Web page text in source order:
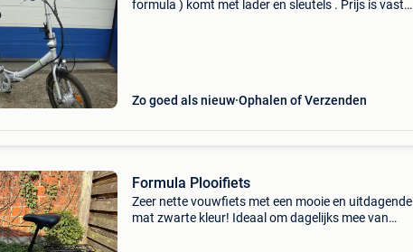
formula ) komt met lader en sleutels . Prijs is vast
Zo goed als nieuw Ophalen of Verzenden
Formula Plooifiets
Zeer nette vouwfiets met een mooie en uitdagende
mat zwarte kleur! Ideaal om dagelijks mee van